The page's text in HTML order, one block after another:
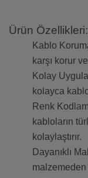
Ürün Özellikleri:
Kablo
karşı korur
Kolay
kolayca
Renk
kabloların
kolaylaştırır.
Dayanıklı